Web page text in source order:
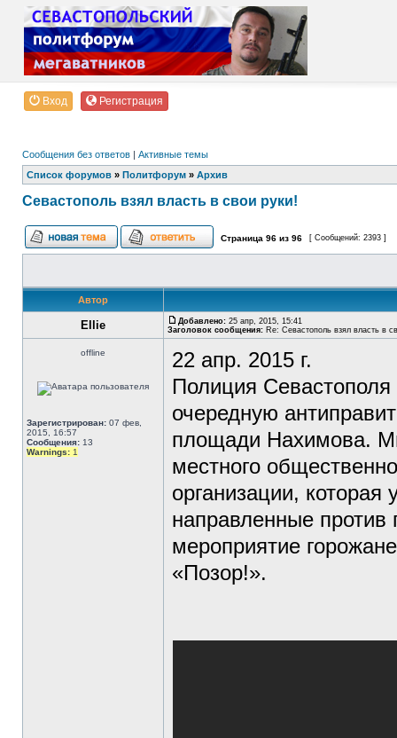
Вход Регистрация
Сообщения без ответов | Активные темы
Список форумов » Политфорум » Архив
Севастополь взял власть в свои руки!
Страница 96 из 96 [ Сообщений: 2393 ]
Автор
Ellie Добавлено: 25 апр, 2015, 15:41
Заголовок сообщения: Re: Севастополь взял власть в
offline
Зарегистрирован: 07 фев,
2015, 16:57
Сообщения: 13
Warnings: 1
22 апр. 2015 г.
Полиция
очередную
площади Нахимова.
местного
организации,
направленные
мероприятие
«Позор!».